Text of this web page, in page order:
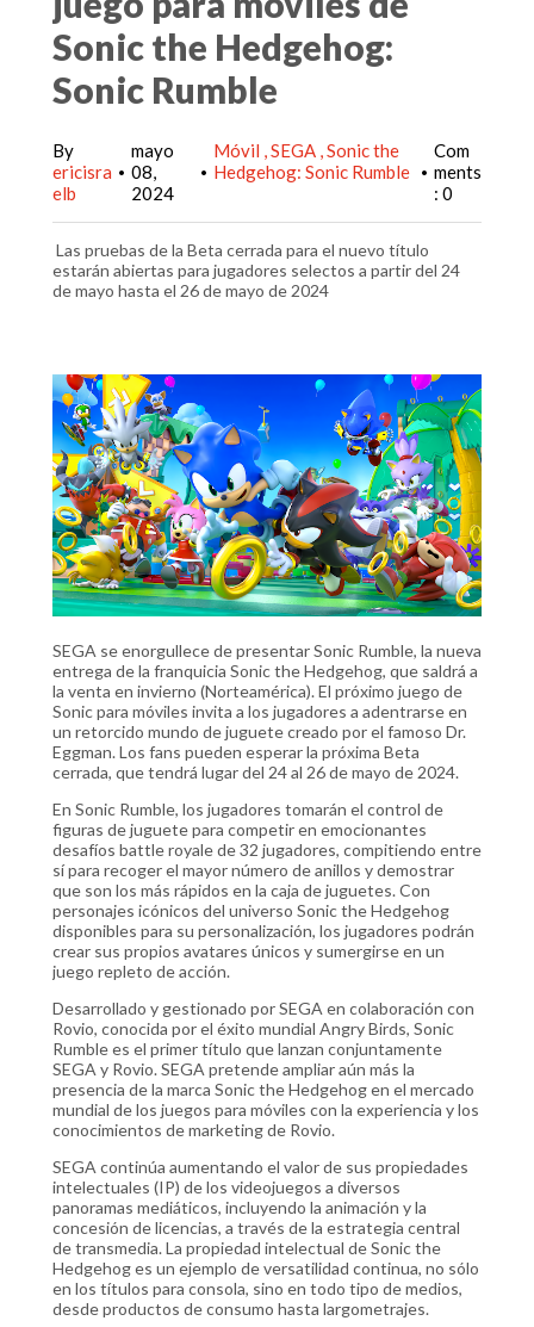
Sonic the Hedgehog:
Sonic Rumble
By
ericisra
elb
•
mayo
08,
2024
•
Móvil SEGA Sonic the
Hedgehog: Sonic Rumble
•
Com
ments
: 0
Las pruebas de la Beta cerrada para el nuevo título
estarán abiertas para jugadores selectos a partir del 24
de mayo hasta el 26 de mayo de 2024
SEGA se enorgullece de presentar Sonic Rumble, la nueva
entrega de la franquicia Sonic the Hedgehog, que saldrá a
la venta en invierno (Norteamérica). El próximo juego de
Sonic para móviles invita a los jugadores a adentrarse en
un retorcido mundo de juguete creado por el famoso Dr.
Eggman. Los fans pueden esperar la próxima Beta
cerrada, que tendrá lugar del 24 al 26 de mayo de 2024.
En Sonic Rumble, los jugadores tomarán el control de
figuras de juguete para competir en emocionantes
desafíos battle royale de 32 jugadores, compitiendo entre
sí para recoger el mayor número de anillos y demostrar
que son los más rápidos en la caja de juguetes. Con
personajes icónicos del universo Sonic the Hedgehog
disponibles para su personalización, los jugadores podrán
crear sus propios avatares únicos y sumergirse en un
juego repleto de acción.
Desarrollado y gestionado por SEGA en colaboración con
Rovio, conocida por el éxito mundial Angry Birds, Sonic
Rumble es el primer título que lanzan conjuntamente
SEGA y Rovio. SEGA pretende ampliar aún más la
presencia de la marca Sonic the Hedgehog en el mercado
mundial de los juegos para móviles con la experiencia y los
conocimientos de marketing de Rovio.
SEGA continúa aumentando el valor de sus propiedades
intelectuales (IP) de los videojuegos a diversos
panoramas mediáticos, incluyendo la animación y la
concesión de licencias, a través de la estrategia central
de transmedia. La propiedad intelectual de Sonic the
Hedgehog es un ejemplo de versatilidad continua, no sólo
en los títulos para consola, sino en todo tipo de medios,
desde productos de consumo hasta largometrajes.